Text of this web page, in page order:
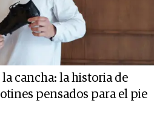
cancha: la historia de
pensados para el pie